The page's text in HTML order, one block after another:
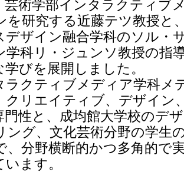
術学部インタラクティブ
を研究する近藤テツ教授と
デザイン融合学科のソル・
学科リ・ジュンソ教授の指
びを展開しました。
クティブメディア学科メ
クリエイティブ、デザイン
門性と、成均館大学校のデ
ング、文化芸術分野の学生
、分野横断的かつ多角的で
ます。